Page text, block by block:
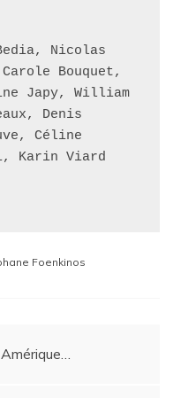
Nicolas
Bouquet,
Japy, William
Denis
Céline
Karin Viard
Foenkinos